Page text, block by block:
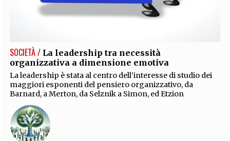
SOCIETÀ / La leadership tra necessità
organizzativa a dimensione emotiva
La leadership è stata al centro dell’interesse di studio dei
maggiori esponenti del pensiero organizzativo, da
Barnard, a Merton, da Selznik a Simon, ed Etzion